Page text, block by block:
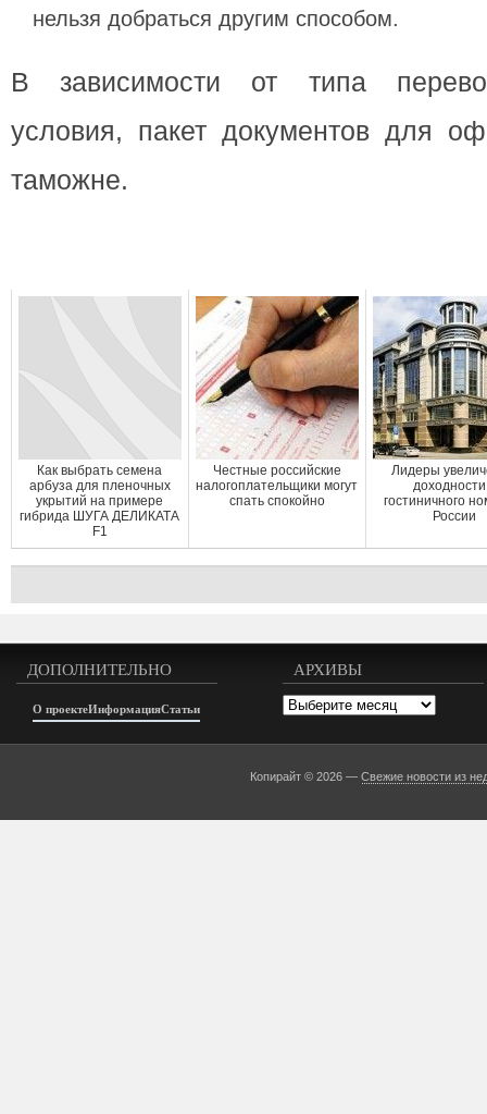
нельзя добраться другим способом.
В зависимости от типа
условия, пакет документов для
таможне.
Как выбрать семена
арбуза для пленочных
укрытий на примере
гибрида ШУГА ДЕЛИКАТА
F1
Честные российские
налогоплательщики могут
спать спокойно
Лидеры
гостиничного
России
ДОПОЛНИТЕЛЬНО
О проектеИнформацияСтатьи
АРХИВЫ
Архивы
Копирайт © 2026 —Свежие новости из